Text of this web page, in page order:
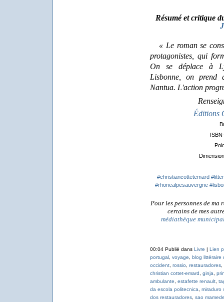
Résumé et critique
« Le roman se
protagonistes, qui
On se déplace à
Lisbonne, on prend
Nantua. L'action
Éditions
#christiancottetemard
#rhonealpesauvergne
Pour les personnes de
certains de mes
médiathèque
00:04 Publié dans Livre | Lien
portugal, voyage
blog littéraire
occident, rossio restauradores,
christian cottet-emard
ginja
ambulante
estafette renault,
da escola politecnica
miraduro
dos restauradores, sao